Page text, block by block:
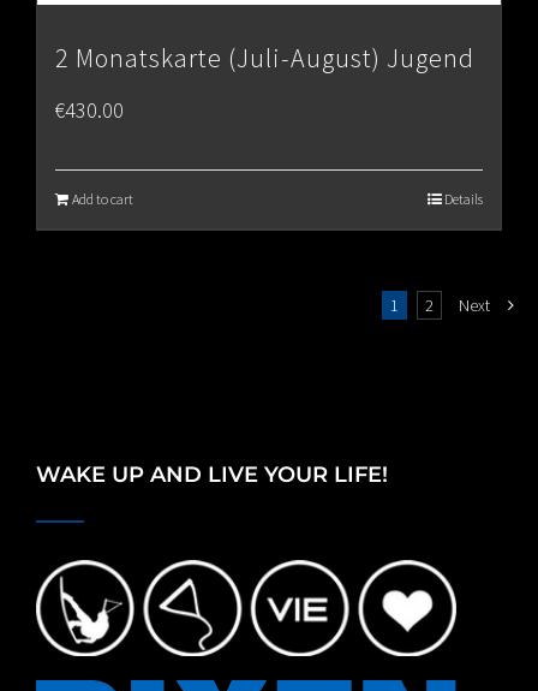
2 Monatskarte (Juli-August) Jugend
€430.00
Add to cart Details
1 2 Next
WAKE UP AND LIVE YOUR LIFE!